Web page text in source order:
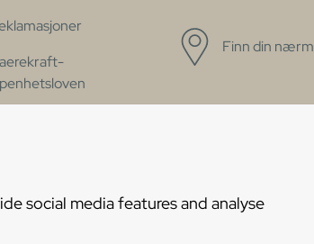
social media features and analyse
Finn din